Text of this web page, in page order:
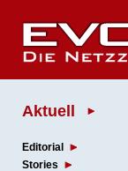
Aktuell
Editorial
Stories